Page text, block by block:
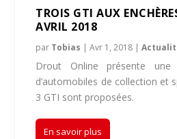
TROIS GTI AUX
AVRIL 2018
par Tobias |Avr 1, 2018 |
Drout Online présente
d’automobiles de collection et
3 GTI sont proposées.
En savoir plus